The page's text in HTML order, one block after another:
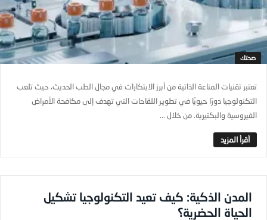
صحتك
تعتبر تقنيات المناعة الذاتية من أبرز الابتكارات في مجال الطب الحديث، حيث تلعب
التكنولوجيا دورًا حيويًا في تطوير اللقاحات التي تهدف إلى مكافحة الأمراض
الفيروسية والبكتيرية. من خلال ...
المدن الذكية: كيف تعيد التكنولوجيا تشكيل
الحياة الحضرية؟